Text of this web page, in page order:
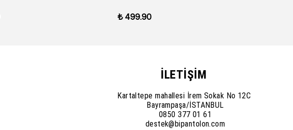
₺ 499.90
İLETİŞİM
Kartaltepe mahallesi İrem Sokak No 12C
Bayrampaşa/İSTANBUL
0850 377 01 61
destek@bipantolon.com